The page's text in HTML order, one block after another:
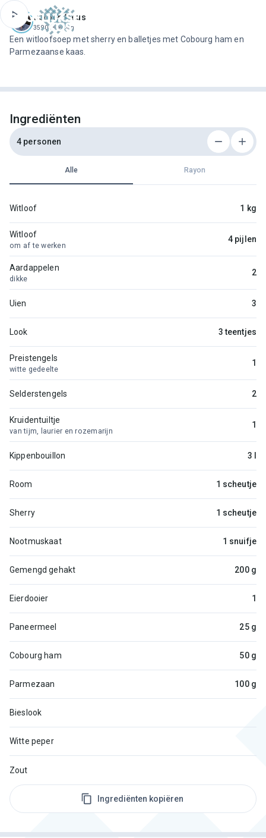
Jeroen Meus
3590 recepten
Een witloofsoep met sherry en balletjes met Cobourg ham en
Parmezaanse kaas.
Ingrediënten
4 personen
Alle Rayon
Witloof 1 kg
Witloof
om af te werken
4 pijlen
Aardappelen
dikke
2
Uien 3
Look 3 teentjes
Preistengels
witte gedeelte
1
Selderstengels 2
Kruidentuiltje
van tijm, laurier en rozemarijn
1
Kippenbouillon 3 l
Room 1 scheutje
Sherry 1 scheutje
Nootmuskaat 1 snuifje
Gemengd gehakt 200 g
Eierdooier 1
Paneermeel 25 g
Cobourg ham 50 g
Parmezaan 100 g
Bieslook
Witte peper
Zout
Ingrediënten kopiëren